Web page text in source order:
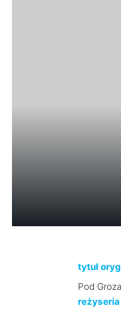
tytuł
Pod Groza
reżyseria